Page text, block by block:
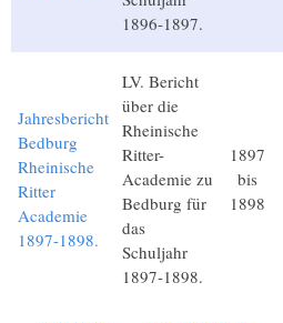
1896-1897.
Jahresbericht
Bedburg
Rheinische
Ritter
Academie
1897-1898.
LV. Bericht
über die
Rheinische
Ritter-
Academie zu
Bedburg für
das
Schuljahr
1897-1898.
1897
bis
1898